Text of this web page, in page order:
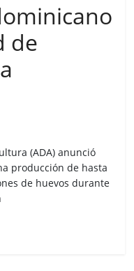
de
(ADA) anunció
producción de hasta
de huevos durante